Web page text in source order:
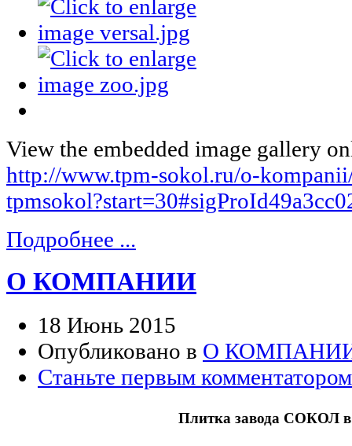
View the embedded image gallery
http://www.tpm-sokol.ru/o-
Подробнее ...
О КОМПАНИИ
18 Июнь 2015
Опубликовано в О
Станьте первым
Плитка завода СОКОЛ